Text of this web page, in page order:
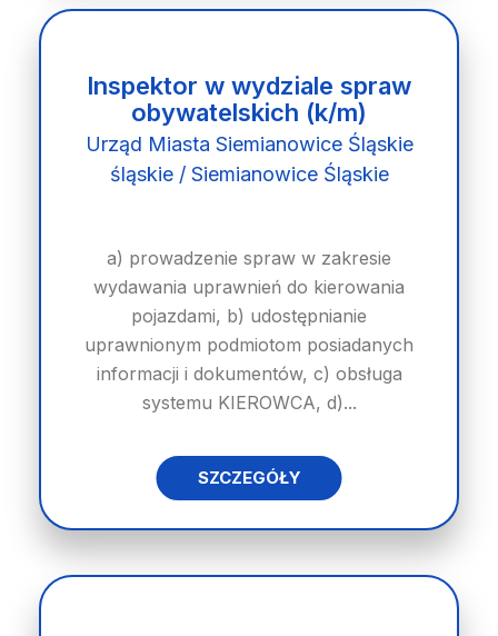
Inspektor w wydziale spraw
obywatelskich (k/m)
Urząd Miasta Siemianowice Śląskie
śląskie / Siemianowice Śląskie
a) prowadzenie spraw w zakresie
wydawania uprawnień do kierowania
pojazdami, b) udostępnianie
uprawnionym podmiotom posiadanych
informacji i dokumentów, c) obsługa
systemu KIEROWCA, d)...
SZCZEGÓŁY